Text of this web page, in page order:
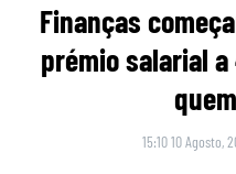
Finanças
prémio salarial
15:10 10 Agosto,